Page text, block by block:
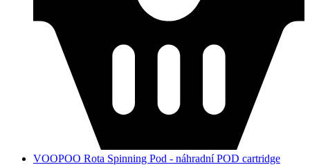
VOOPOO Rota Spinning Pod - náhradní POD cartridge